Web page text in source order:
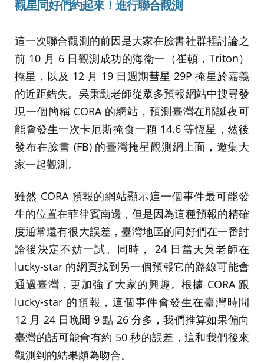
觀星同好們約起來！進行聯合觀測
這一次聯合觀測的前因是大家在臉書社群裡討論之
前 10 月 6 日觀測成功的海衛一（崔頓，Triton）
掩星，以及 12 月 19 日週期彗星 29P 掩星於嘉義
的近距錯失。吳秉勳老師從眾多預報網站中搜尋發
現一個簡稱 CORA 的網站，預測臺灣在耶誕夜可
能會發生一次卡厄斯掩食一顆 14.6 等恆星，然後
發布在臉書 (FB) 的臺灣掩星觀測網上面，邀集大
家一起觀測。
雖然 CORA 預報的網站顯示這一個事件最可能發
生的位置在菲律賓南邊，但是因為這種預報的精確
度通常還有很大誤差，臺灣地區的同好們在一番討
論後決定不妨一試。同時， 24 日當天吳老師在
lucky-star 的網頁找到另一個預報它的路線可能會
通過臺灣，更加強了大家的興趣。根據 CORA 跟
lucky-star 的預報，這個事件會發生在臺灣時間
12 月 24 日晚間 9 點 26 分多，我們推算如果偏向
臺灣的話可能會有約 50 秒的誤差，這和我們後來
觀測到的結果頗為吻合。